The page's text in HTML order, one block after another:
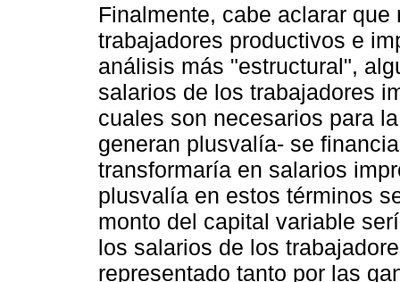
Finalmente, cabe aclarar
trabajadores productivos e
análisis más "estructural",
salarios de los trabajadores
cuales son necesarios para
generan plusvalía- se
transformaría en salarios
plusvalía en estos términos
monto del capital variable
los salarios de los
representado tanto por las